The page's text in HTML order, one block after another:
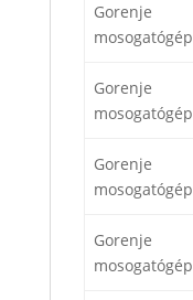
Gorenje
mosogatógép
Gorenje
mosogatógép
Gorenje
mosogatógép
Gorenje
mosogatógép